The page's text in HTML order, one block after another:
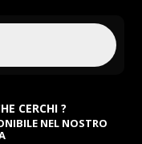
CERCHI ?
NEL NOSTRO